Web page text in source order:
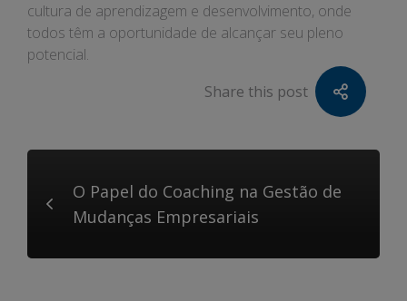
cultura de aprendizagem e desenvolvimento, onde
todos têm a oportunidade de alcançar seu pleno
potencial.
Share this post
O Papel do Coaching na Gestão de
Mudanças Empresariais